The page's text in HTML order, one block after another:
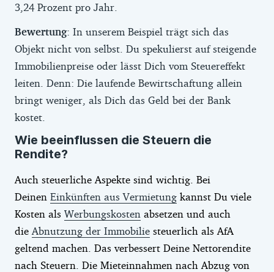
3,24 Prozent pro Jahr.
Bewertung: In unserem Beispiel trägt sich das
Objekt nicht von selbst. Du spekulierst auf steigende
Immobilienpreise oder lässt Dich vom Steuereffekt
leiten. Denn: Die laufende Bewirtschaftung allein
bringt weniger, als Dich das Geld bei der Bank
kostet.
Wie beeinflussen die Steuern die
Rendite?
Auch steuerliche Aspekte sind wichtig. Bei
Deinen Einkünften aus Vermietung kannst Du viele
Kosten als Werbungskosten absetzen und auch
die Abnutzung der Immobilie steuerlich als AfA
geltend machen. Das verbessert Deine Nettorendite
nach Steuern. Die Mieteinnahmen nach Abzug von